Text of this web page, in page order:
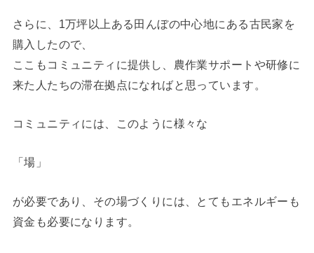
さらに、1万坪以上ある田んぼの中心地にある古民家を
購入したので、
ここもコミュニティに提供し、農作業サポートや研修に
来た人たちの滞在拠点になればと思っています。
コミュニティには、このように様々な
「場」
が必要であり、その場づくりには、とてもエネルギーも
資金も必要になります。